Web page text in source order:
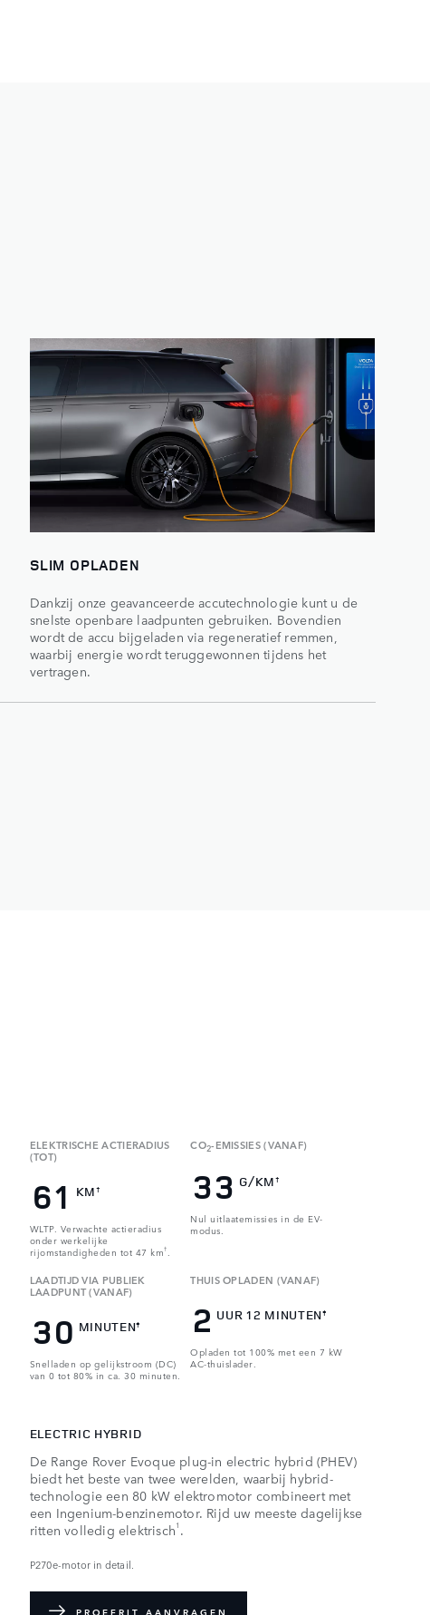
SLIM OPLADEN
Dankzij onze geavanceerde accutechnologie kunt u de
snelste openbare laadpunten gebruiken. Bovendien
wordt de accu bijgeladen via regeneratief remmen,
waarbij energie wordt teruggewonnen tijdens het
vertragen.
ELEKTRISCHE ACTIERADIUS
(TOT)
61 KM†
WLTP. Verwachte actieradius
onder werkelijke
rijomstandigheden tot 47 km†
CO2-EMISSIES (VANAF)
33 G/KM†
Nul uitlaatemissies in de EV-
modus.
LAADTIJD VIA PUBLIEK
LAADPUNT (VANAF)
30 MINUTEN‡
Snelladen op gelijkstroom (DC)
van 0 tot 80% in ca. 30 minuten.
THUIS OPLADEN (VANAF)
2 UUR 12 MINUTEN‡
Opladen tot 100% met een 7 kW
AC-thuislader.
ELECTRIC HYBRID
De Range Rover Evoque plug-in electric hybrid (PHEV)
biedt het beste van twee werelden, waarbij hybrid-
technologie een 80 kW elektromotor combineert met
een Ingenium-benzinemotor. Rijd uw meeste dagelijkse
ritten volledig elektrisch1 .
P270e-motor in detail.
PROEFRIT AANVRAGEN​